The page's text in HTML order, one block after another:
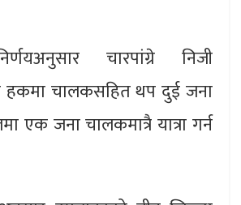
चारपांग्रे निजी
हकमा चालकसहित थप दुई जना
एक जना चालकमात्रै यात्रा गर्न